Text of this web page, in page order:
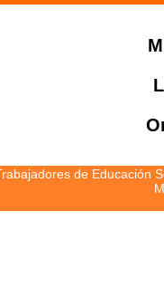
de Educación